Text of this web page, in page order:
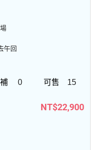
午回
0 15
NT$22,900